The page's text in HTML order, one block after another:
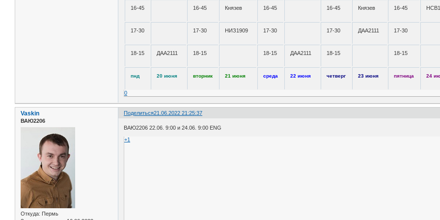
16-45 16-45 Князев 16-45 16-45 Князев 16-45
17-30 17-30 НИЗ1909 17-30 17-30 ДАА2111 17-30
18-15 ДАА2111 18-15 18-15 ДАА2111 18-15 18-15
пнд 20 июня вторник 21 июня среда 22 июня четверг 23 июня пятница 24
0
Поделиться21.06.2022 21:25:37
Vaskin
ВАЮ2206
Откуда: Пермь
ВАЮ2206 22.06. 9:00 и 24.06. 9:00 ENG
+1